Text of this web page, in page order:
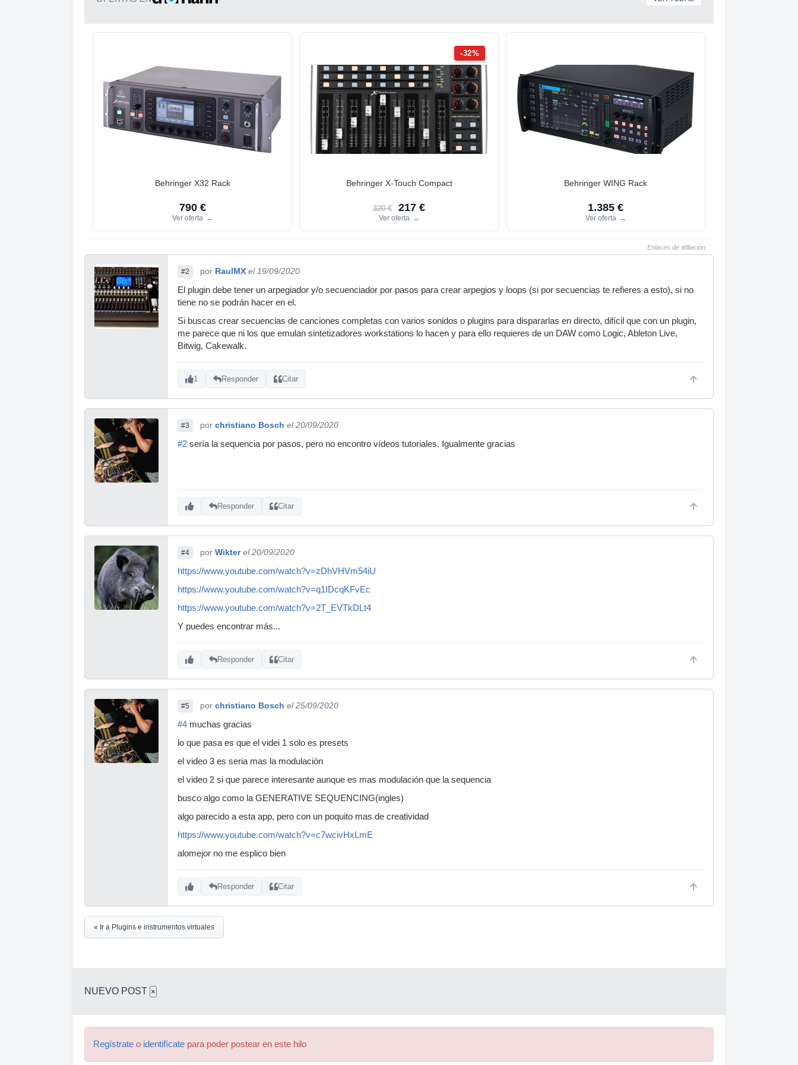
Behringer X32 Rack
790 €
Ver oferta →
-32%
Behringer X-Touch Compact
320 € 217 €
Ver oferta →
Behringer WING Rack
1.385 €
Ver oferta →
Enlaces de afiliación
#2 por RaulMX el 19/09/2020
El plugin debe tener un arpegiador y/o secuenciador por pasos para crear arpegios y loops (si por secuencias te refieres a esto), si no
tiene no se podrán hacer en el.
Si buscas crear secuencias de canciones completas con varios sonidos o plugins para dispararlas en directo, difícil que con un plugin,
me parece que ni los que emulan sintetizadores workstations lo hacen y para ello requieres de un DAW como Logic, Ableton Live,
Bitwig, Cakewalk.
1 Responder Citar
#3 por christiano Bosch el 20/09/2020
#2 sería la sequencia por pasos, pero no encontro vídeos tutoriales. Igualmente gracias
Responder Citar
#4 por Wikter el 20/09/2020
https://www.youtube.com/watch?v=zDhVHVm54iU
https://www.youtube.com/watch?v=q1IDcqKFvEc
https://www.youtube.com/watch?v=2T_EVTkDLt4
Y puedes encontrar más...
Responder Citar
#5 por christiano Bosch el 25/09/2020
#4 muchas gracias
lo que pasa es que el videi 1 solo es presets
el video 3 es seria mas la modulación
el video 2 si que parece interesante aunque es mas modulación que la sequencia
busco algo como la GENERATIVE SEQUENCING(ingles)
algo parecido a esta app, pero con un poquito mas de creatividad
https://www.youtube.com/watch?v=c7wcivHxLmE
alomejor no me esplico bien
Responder Citar
« Ir a Plugins e instrumentos virtuales
NUEVO POST ×
Regístrate o identifícate para poder postear en este hilo